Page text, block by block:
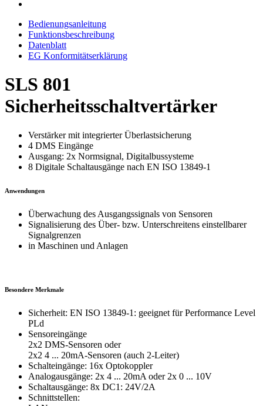
Bedienungsanleitung
Funktionsbeschreibung
Datenblatt
EG Konformitätserklärung
SLS 801
Sicherheitsschaltvertärker
Verstärker mit integrierter Überlastsicherung
4 DMS Eingänge
Ausgang: 2x Normsignal, Digitalbussysteme
8 Digitale Schaltausgänge nach EN ISO 13849-1
Anwendungen
Überwachung des Ausgangssignals von Sensoren
Signalisierung des Über- bzw. Unterschreitens einstellbarer
Signalgrenzen
in Maschinen und Anlagen
Besondere Merkmale
Sicherheit: EN ISO 13849-1: geeignet für Performance Level
PLd
Sensoreingänge
2x2 DMS-Sensoren oder
2x2 4 ... 20mA-Sensoren (auch 2-Leiter)
Schalteingänge: 16x Optokoppler
Analogausgänge: 2x 4 ... 20mA oder 2x 0 ... 10V
Schaltausgänge: 8x DC1: 24V/2A
Schnittstellen: